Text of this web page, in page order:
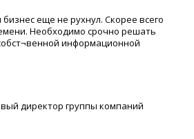
еще не рухнул. Скорее всего
Необходимо срочно решать
информационной
директор группы компаний